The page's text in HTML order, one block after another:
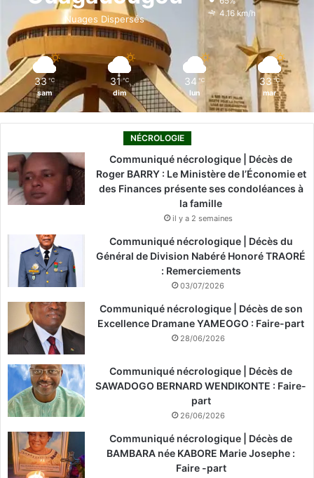
o
k
i
n
r
Nuages Dispersés
4.16 km/h
33 ℃
sam
31 ℃
dim
34 ℃
lun
33 ℃
mar
NÉCROLOGIE
Communiqué nécrologique | Décès de
Roger BARRY : Le Ministère de l’Économie et
des Finances présente ses condoléances à
la famille
il y a 2 semaines
Communiqué nécrologique | Décès du
Général de Division Nabéré Honoré TRAORÉ
: Remerciements
03/07/2026
Communiqué nécrologique | Décès de son
Excellence Dramane YAMEOGO : Faire-part
28/06/2026
Communiqué nécrologique | Décès de
SAWADOGO BERNARD WENDIKONTE : Faire-
part
26/06/2026
Communiqué nécrologique | Décès de
BAMBARA née KABORE Marie Josephe :
Faire -part